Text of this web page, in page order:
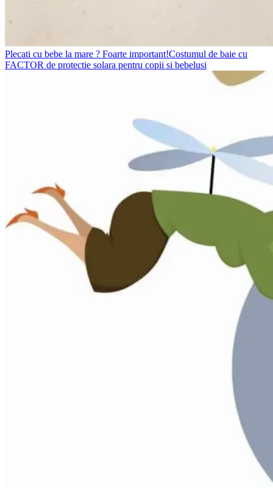
Plecati cu bebe la mare ? Foarte important!Costumul de baie cu
FACTOR de protectie solara pentru copii si bebelusi